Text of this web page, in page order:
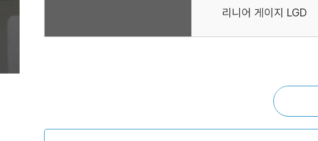
리니어 게이지 LGD